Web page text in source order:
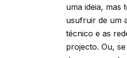
uma ideia, mas
usufruir de um
técnico e as
projecto. Ou,